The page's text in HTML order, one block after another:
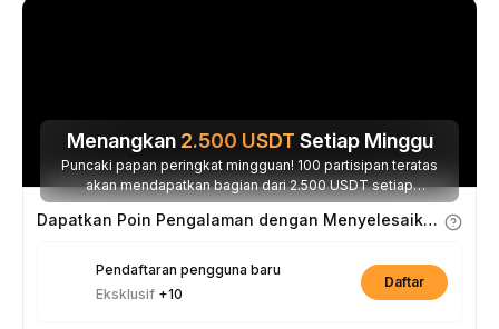
Menangkan 2.500 USDT Setiap Minggu
Puncaki papan peringkat mingguan! 100 partisipan teratas
akan mendapatkan bagian dari 2.500 USDT setiap
minggunya.
Dapatkan Poin Pengalaman dengan Menyelesaikan Tugas
Pendaftaran pengguna baru
Eksklusif +10
Daftar